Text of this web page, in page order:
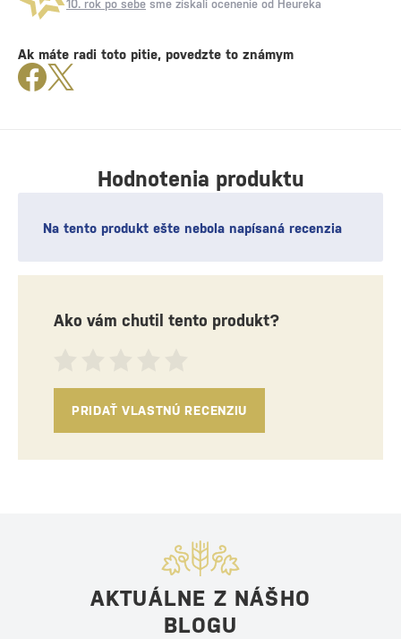
Hodnotenia produktu
Na tento produkt ešte nebola napísaná recenzia
Ako vám chutil tento produkt?
PRIDAŤ VLASTNÚ RECENZIU
10. rok po sebe sme získali ocenenie od Heureka
Ak máte radi toto pitie, povedzte to známym
AKTUÁLNE Z NÁŠHO
BLOGU